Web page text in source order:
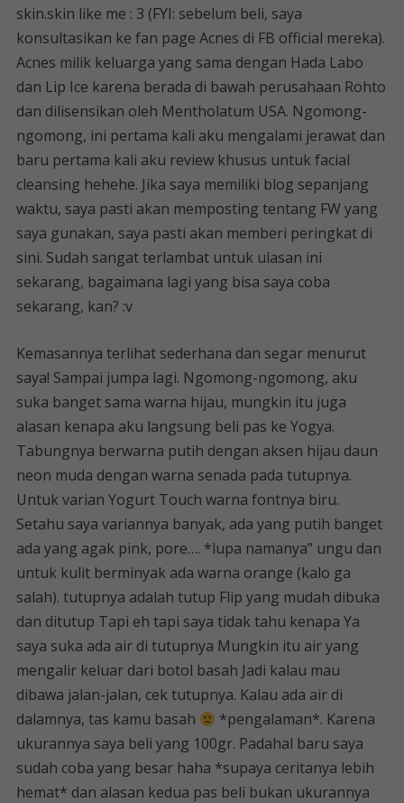
skin.skin like me : 3 (FYI: sebelum beli, saya
konsultasikan ke fan page Acnes di FB official mereka).
Acnes milik keluarga yang sama dengan Hada Labo
dan Lip Ice karena berada di bawah perusahaan Rohto
dan dilisensikan oleh Mentholatum USA. Ngomong-
ngomong, ini pertama kali aku mengalami jerawat dan
baru pertama kali aku review khusus untuk facial
cleansing hehehe. Jika saya memiliki blog sepanjang
waktu, saya pasti akan memposting tentang FW yang
saya gunakan, saya pasti akan memberi peringkat di
sini. Sudah sangat terlambat untuk ulasan ini
sekarang, bagaimana lagi yang bisa saya coba
sekarang, kan? :v
Kemasannya terlihat sederhana dan segar menurut
saya! Sampai jumpa lagi. Ngomong-ngomong, aku
suka banget sama warna hijau, mungkin itu juga
alasan kenapa aku langsung beli pas ke Yogya.
Tabungnya berwarna putih dengan aksen hijau daun
neon muda dengan warna senada pada tutupnya.
Untuk varian Yogurt Touch warna fontnya biru.
Setahu saya variannya banyak, ada yang putih banget
ada yang agak pink, pore…. *lupa namanya” ungu dan
untuk kulit berminyak ada warna orange (kalo ga
salah). tutupnya adalah tutup Flip yang mudah dibuka
dan ditutup Tapi eh tapi saya tidak tahu kenapa Ya
saya suka ada air di tutupnya Mungkin itu air yang
mengalir keluar dari botol basah Jadi kalau mau
dibawa jalan-jalan, cek tutupnya. Kalau ada air di
dalamnya, tas kamu basah
*pengalaman*. Karena
ukurannya saya beli yang 100gr. Padahal baru saya
sudah coba yang besar haha ​​​​​​​​​​​​*supaya ceritanya lebih
hemat* dan alasan kedua pas beli bukan ukurannya